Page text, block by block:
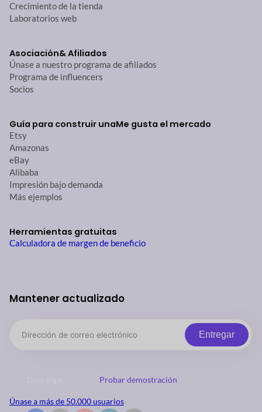
Crecimiento de la tienda
Laboratorios web
Asociación& Afiliados
Únase a nuestro programa de afiliados
Programa de influencers
Socios
Guía para construir unaMe gusta el mercado
Etsy
Amazonas
eBay
Alibaba
Impresión bajo demanda
Más ejemplos
Herramientas gratuitas
Calculadora de margen de beneficio
Mantener actualizado
Entregar
Probar demostración
Únase a más de 50.000 usuarios